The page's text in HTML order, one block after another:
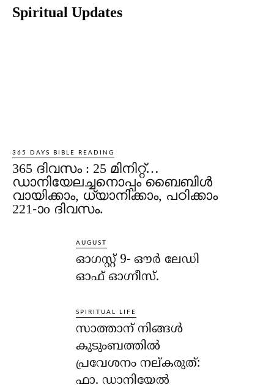
Spiritual Updates
365 DAYS BIBLE READING
365 ദിവസം : 25 മിനിറ്റ്…
ഡാനിയേലച്ചനൊപ്പം ബൈബിൾ
വായിക്കാം, ധ്യാനിക്കാം, പഠിക്കാം
221-ാo ദിവസം.
AUGUST
ഓഗസ്റ്റ് 9- ഔര്‍ ലേഡി
ഓഫ് ഓഗ്നീസ്.
SPIRITUAL LIFE
സാത്താന് നിങ്ങള്‍
കുടുംബത്തില്‍
പ്രവേശനം നല്കരുത്:
ഫാ. ഡാനിയേല്‍